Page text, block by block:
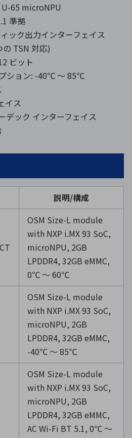
65 microNPU
準拠
ック出力インターフェイス
の TSN 対応)
ビット
ション: -40℃ ～ 85℃
イス
デック インターフェイス
説明/構成
OSM Size-L module
with NXP i.MX 93 SoC,
microNPU, 2GB
LPDDR4, 32GB eMMC,
0℃ ～ 60℃
OSM Size-L module
with NXP i.MX 93 SoC,
microNPU, 2GB
LPDDR4, 32GB eMMC,
-40℃ ～ 85℃
OSM Size-L module
with NXP i.MX 93 SoC,
microNPU, 2GB
LPDDR4, 32GB eMMC,
AC Wi-Fi BT 5.1, 0℃ ～